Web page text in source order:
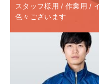
スタッフ様用 / 作業用 /
色々ございます